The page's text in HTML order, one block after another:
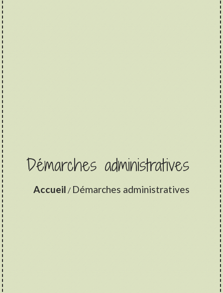
Démarches administratives
Accueil / Démarches administratives